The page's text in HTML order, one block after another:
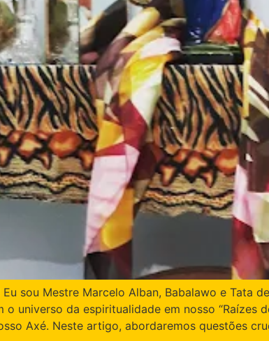
sou Mestre Marcelo Alban, Babalawo e Tata
o universo da espiritualidade em nosso
Axé. Neste artigo, abordaremos questões